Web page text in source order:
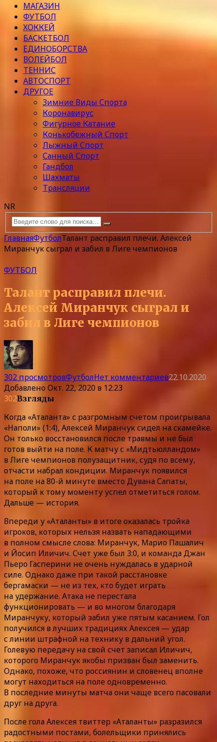
МАГАЗИН
ФУТБОЛ
ХОККЕЙ
БАСКЕТБОЛ
ЕДИНОБОРСТВА
ВОЛЕЙБОЛ
ТЕННИС
АВТОСПОРТ
ДРУГОЕ
Зимние Виды Спорта
Коронавирус
Фигурное Катание
Конькобежный Спорт
Лыжный Спорт
Санный Спорт
Гандбол
Шахматы
Трансляции
NR
ГлавнаяФутболТалант расправил плечи. Алексей
Миранчук сыграл и забил в Лиге чемпионов
ФУТБОЛ
Талант расправил плечи.
Алексей Миранчук сыграл и
забил в Лиге чемпионов
302 просмотровФутболНет комментариев22.10.2020
Добавлено Окт. 22, 2020 в 12:23
302Взгляды
Когда «Аталанта» с разгромным счетом проигрывала
«Наполи» (1:4), Алексей Миранчук сидел на скамейке.
Он только восстановился после травмы и не был
готов выйти на поле. К матчу с «Мидтьюлландом»
в Лиге чемпионов полузащитник, судя по всему,
отчасти набрал кондиции. Миранчук появился
на поле на 80-й минуте вместо Дувана Сапаты,
который к тому моменту успел отметиться голом.
Дальше — история.
Впереди у «Аталанты» в итоге оказалась тройка
игроков, которых нельзя назвать нападающими
в полном смысле слова: Миранчук, Марио Пашалич
и Йосип Иличич. Счет уже был 3:0, и команда Джан
Пьеро Гасперини не очень нуждалась в ударной
силе. Однако даже при такой расстановке
бергамаски — не из тех, кто будет играть
на удержание. Атака не перестала
функционировать — и во многом благодаря
Миранчуку, который забил уже пятым касанием. Гол
получился в лучших традициях Алексея — удар
с линии штрафной на технику в дальний угол.
Голевую передачу на свой счет записал Иличич,
которого Миранчук якобы призван был заменить.
Однако, похоже, что россиянин и словенец вполне
могут находиться на поле одновременно.
В последние минуты матча они чаще всего пасовали
друг на друга.
После гола Алексея твиттер «Аталанты» разразился
радостными постами, болельщики принялись